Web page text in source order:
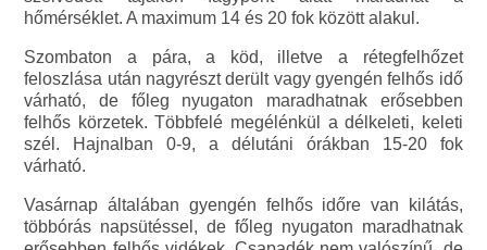
hőmérséklet. A maximum 14 és 20 fok között alakul.
Szombaton a pára, a köd, illetve a rétegfelhőzet
feloszlása után nagyrészt derült vagy gyengén felhős idő
várható, de főleg nyugaton maradhatnak erősebben
felhős körzetek. Többfelé megélénkül a délkeleti, keleti
szél. Hajnalban 0-9, a délutáni órákban 15-20 fok
várható.
Vasárnap általában gyengén felhős időre van kilátás,
többórás napsütéssel, de főleg nyugaton maradhatnak